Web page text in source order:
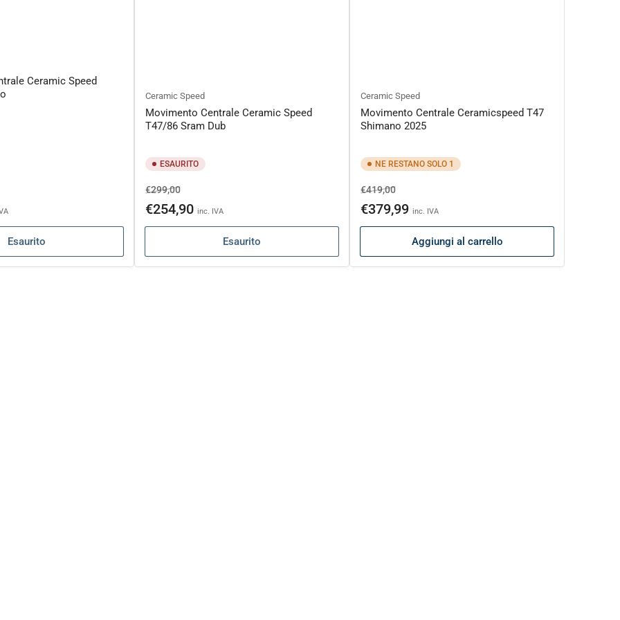
Ceramic Speed
Esaurito
Ceramic Speed
Movimento Centrale Ceramic Speed
T47/86 Sram Dub
ESAURITO
Prezzo
di
€299,00Prezzo
scontato
€254,90 inc. IVA
Esaurito
Ceramic Speed
Movimento Centrale Ceramicspeed T47
Shimano 2025
NE RESTANO SOLO 1
Prezzo
di
€419,00Prezzo
scontato
€379,99 inc. IVA
Aggiungi al carrello